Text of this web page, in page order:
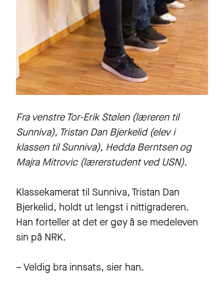
Fra venstre Tor-Erik Stølen (læreren til
Sunniva), Tristan Dan Bjerkelid (elev i
klassen til Sunniva), Hedda Berntsen og
Majra Mitrovic (lærerstudent ved USN).
Klassekamerat til Sunniva, Tristan Dan
Bjerkelid, holdt ut lengst i nittigraderen.
Han forteller at det er gøy å se medeleven
sin på NRK.
– Veldig bra innsats, sier han.